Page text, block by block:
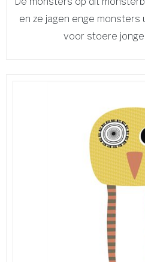
en ze jagen enge monsters
voor stoere